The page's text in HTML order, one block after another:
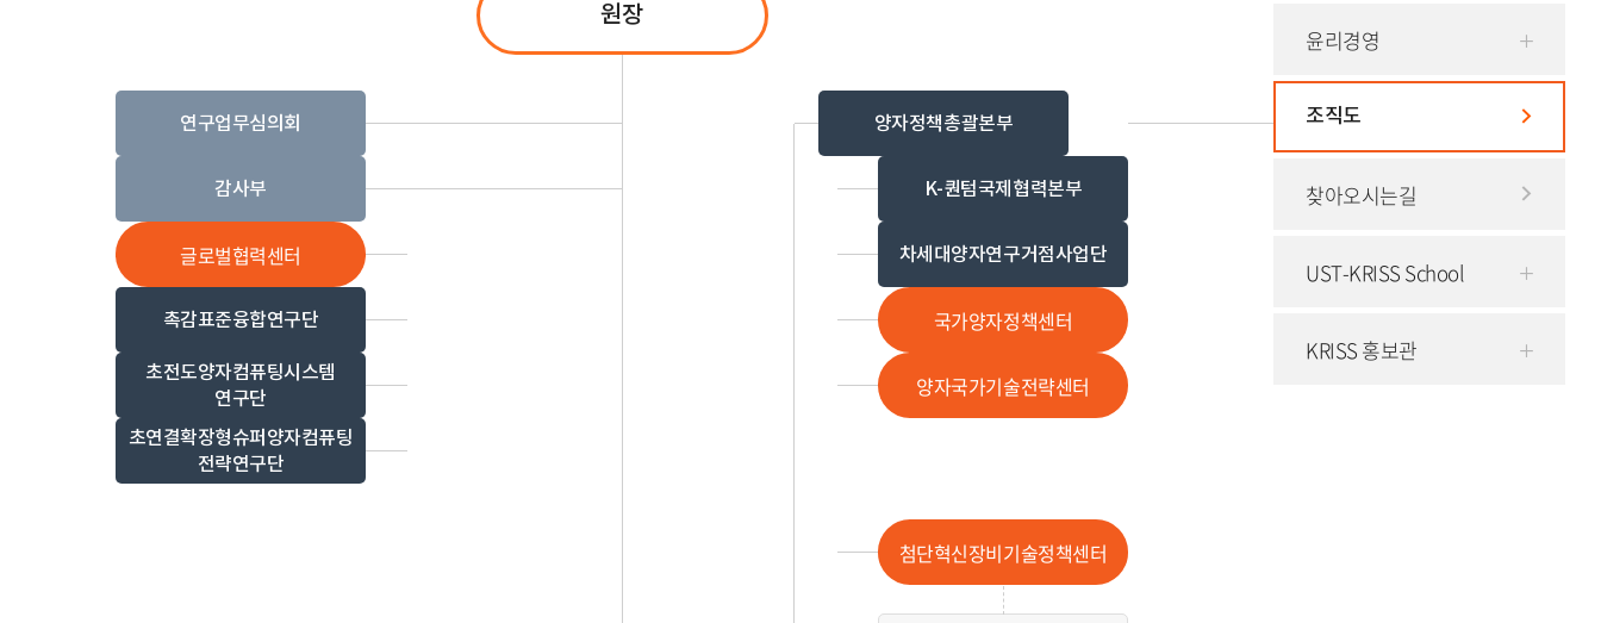
윤리경영
조직도
찾아오시는길
UST-KRISS School
KRISS 홍보관
원장
양자정책총괄본부
K-퀀텀국제협력본부
차세대양자연구거점사업단
국가양자정책센터
양자국가기술전략센터
연구업무심의회
감사부
글로벌협력센터
촉감표준융합연구단
초전도양자컴퓨팅시스템
연구단
초연결확장형슈퍼양자컴퓨팅
전략연구단
첨단혁신장비기술정책센터